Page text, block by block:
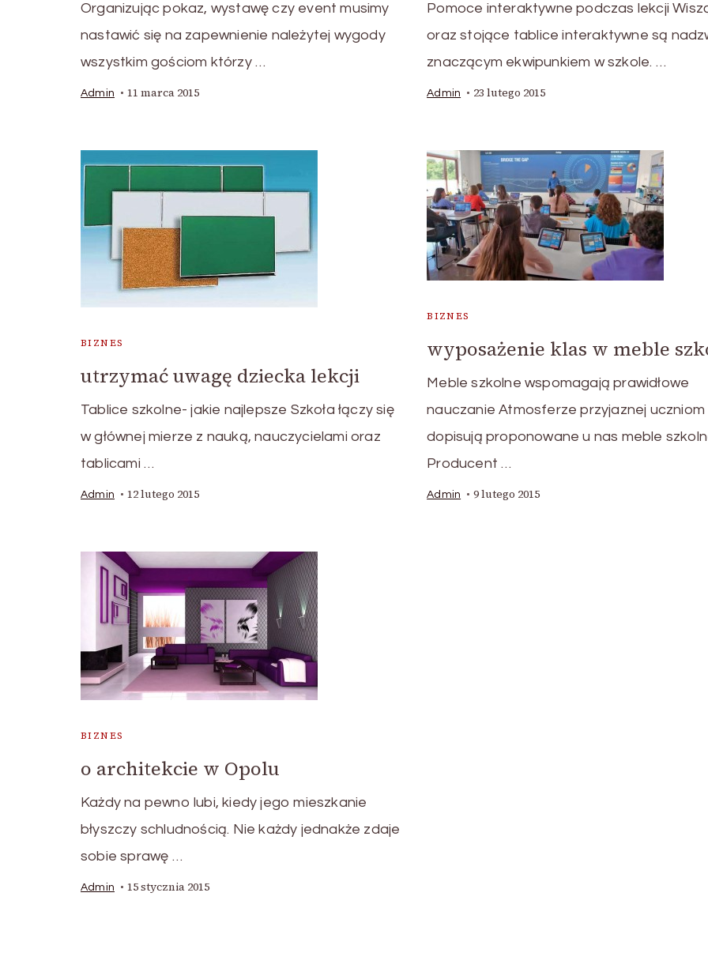
Organizując pokaz, wystawę czy event musimy
nastawić się na zapewnienie należytej wygody
wszystkim gościom którzy …
Admin 11 marca 2015
Pomoce interaktywne podczas lekcji
oraz stojące tablice interaktywne są
znaczącym ekwipunkiem w szkole. …
Admin 23 lutego 2015
BIZNES
utrzymać uwagę dziecka lekcji
Tablice szkolne- jakie najlepsze Szkoła łączy się
w głównej mierze z nauką, nauczycielami oraz
tablicami …
Admin 12 lutego 2015
BIZNES
wyposażenie klas w meble
Meble szkolne wspomagają prawidłowe
nauczanie Atmosferze przyjaznej uczniom
dopisują proponowane u nas meble
Producent …
Admin 9 lutego 2015
BIZNES
o architekcie w Opolu
Każdy na pewno lubi, kiedy jego mieszkanie
błyszczy schludnością. Nie każdy jednakże zdaje
sobie sprawę …
Admin 15 stycznia 2015